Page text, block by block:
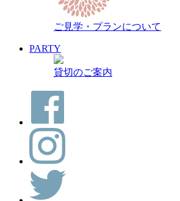
ご見学・プランについて
PARTY
貸切のご案内